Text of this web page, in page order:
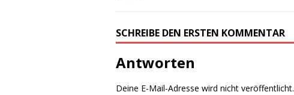
SCHREIBE DEN ERSTEN KOMMENTAR
Antworten
Deine E-Mail-Adresse wird nicht veröffentlicht.